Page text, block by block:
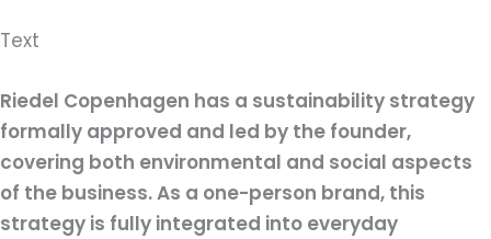
Text
Riedel Copenhagen has a sustainability strategy
formally approved and led by the founder,
covering both environmental and social aspects
of the business. As a one-person brand, this
strategy is fully integrated into everyday